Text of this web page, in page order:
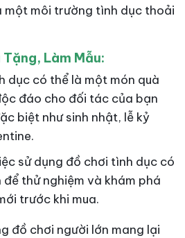
một môi trường tình dục thoải
Tặng, Làm Mẫu:
dục có thể là một món quà
đáo cho đối tác của bạn
biệt như sinh nhật, lễ kỷ
sử dụng đồ chơi tình dục có
thử nghiệm và khám phá
trước khi mua.
đồ chơi người lớn mang lại